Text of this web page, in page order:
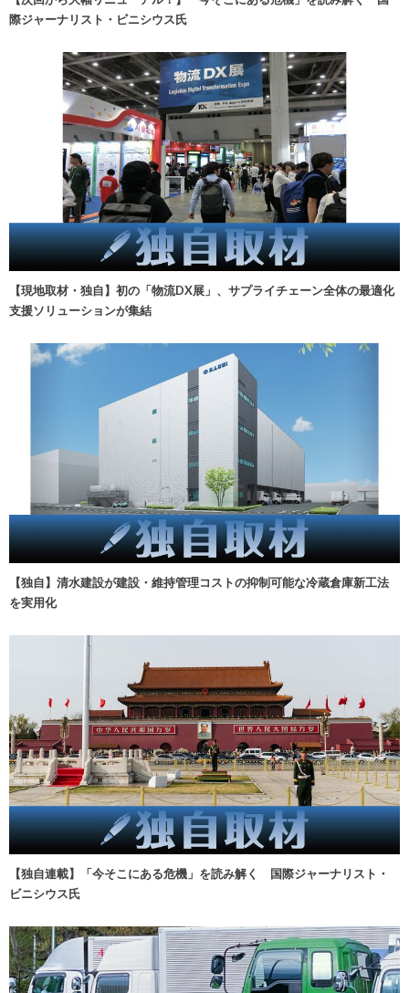
際ジャーナリスト・ビニシウス氏
【現地取材・独自】初の「物流DX展」、サプライチェーン全体の最適化
支援ソリューションが集結
【独自】清水建設が建設・維持管理コストの抑制可能な冷蔵倉庫新工法
を実用化
【独自連載】「今そこにある危機」を読み解く 国際ジャーナリスト・
ビニシウス氏